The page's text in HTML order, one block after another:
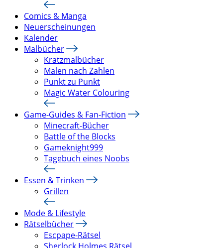
Comics & Manga
Neuerscheinungen
Kalender
Malbücher
Kratzmalbücher
Malen nach Zahlen
Punkt zu Punkt
Magic Water Colouring
Game-Guides & Fan-Fiction
Minecraft-Bücher
Battle of the Blocks
Gameknight999
Tagebuch eines Noobs
Essen & Trinken
Grillen
Mode & Lifestyle
Rätselbücher
Escpape-Rätsel